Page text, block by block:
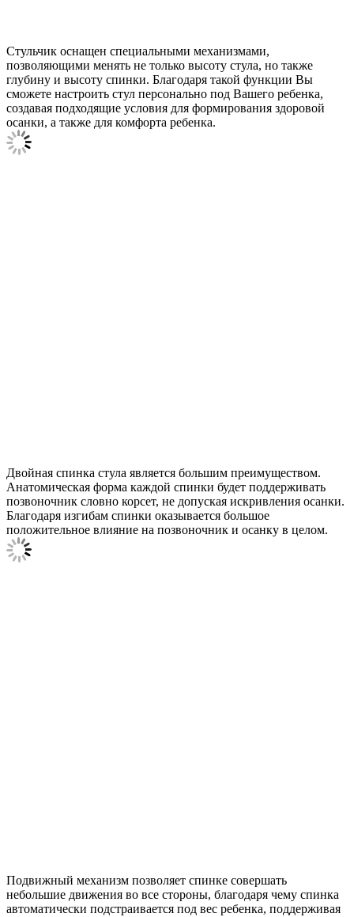
Стульчик оснащен специальными механизмами,
позволяющими менять не только высоту стула, но также
глубину и высоту спинки. Благодаря такой функции Вы
сможете настроить стул персонально под Вашего ребенка,
создавая подходящие условия для формирования здоровой
осанки, а также для комфорта ребенка.
Двойная спинка стула является большим преимуществом.
Анатомическая форма каждой спинки будет поддерживать
позвоночник словно корсет, не допуская искривления осанки.
Благодаря изгибам спинки оказывается большое
положительное влияние на позвоночник и осанку в целом.
Подвижный механизм позволяет спинке совершать
небольшие движения во все стороны, благодаря чему спинка
автоматически подстраивается под вес ребенка, поддерживая